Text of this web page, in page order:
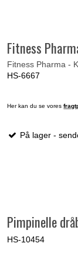
Fitness
Fitness Pharma -
HS-6667
Her kan du se vores
På lager -
Pimpinelle
HS-10454